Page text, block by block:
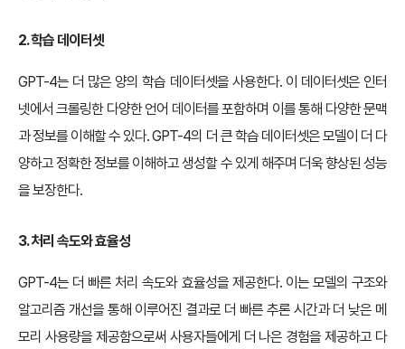
2. 학습 데이터셋
GPT-4는 더 많은 양의 학습 데이터셋을 사용한다. 이 데이터셋은 인터
넷에서 크롤링한 다양한 언어 데이터를 포함하며 이를 통해 다양한 문맥
과 정보를 이해할 수 있다. GPT-4의 더 큰 학습 데이터셋은 모델이 더 다
양하고 정확한 정보를 이해하고 생성할 수 있게 해주며 더욱 향상된 성능
을 보장한다.
3. 처리 속도와 효율성
GPT-4는 더 빠른 처리 속도와 효율성을 제공한다. 이는 모델의 구조와
알고리즘 개선을 통해 이루어진 결과로 더 빠른 추론 시간과 더 낮은 메
모리 사용량을 제공함으로써 사용자들에게 더 나은 경험을 제공하고 다